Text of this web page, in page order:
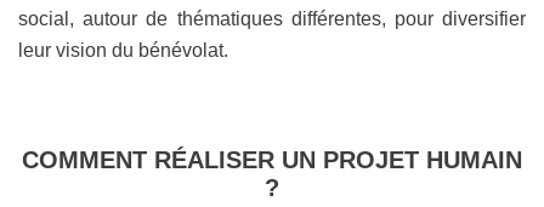
social, autour de thématiques différentes, pour diversifier
leur vision du bénévolat.
COMMENT RÉALISER UN PROJET HUMAIN
?